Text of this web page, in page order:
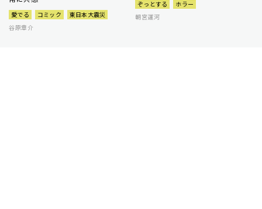
愛でる コミック
東日本大震災
谷原章介
ぞっとする
ホラー
朝宮運河